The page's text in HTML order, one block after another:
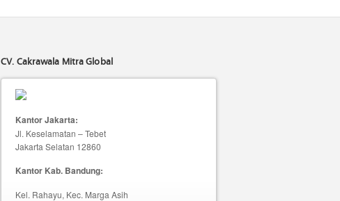
CV. Cakrawala Mitra Global
Kantor Jakarta:
Jl. Keselamatan – Tebet
Jakarta Selatan 12860
Kantor Kab. Bandung:
Kel. Rahayu, Kec. Marga Asih